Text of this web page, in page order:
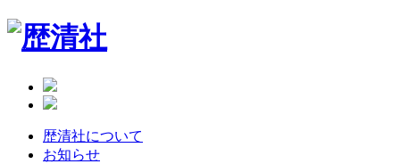
Skip
content
歴清社について
お知らせ